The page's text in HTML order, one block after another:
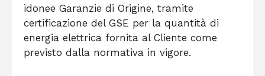
idonee Garanzie di Origine, tramite
certificazione del GSE per la quantità di
energia elettrica fornita al Cliente come
previsto dalla normativa in vigore.